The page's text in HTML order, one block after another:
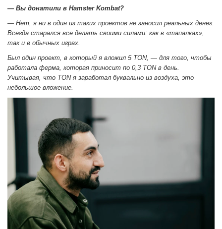
— Вы донатили в Hamster Kombat?
— Нет, я ни в один из таких проектов не заносил реальных денег.
Всегда старался все делать своими силами: как в «тапалках»,
так и в обычных играх.
Был один проект, в который я вложил 5 TON, — для того, чтобы
работала ферма, которая приносит по 0,3 TON в день.
Учитывая, что TON я заработал буквально из воздуха, это
небольшое вложение.